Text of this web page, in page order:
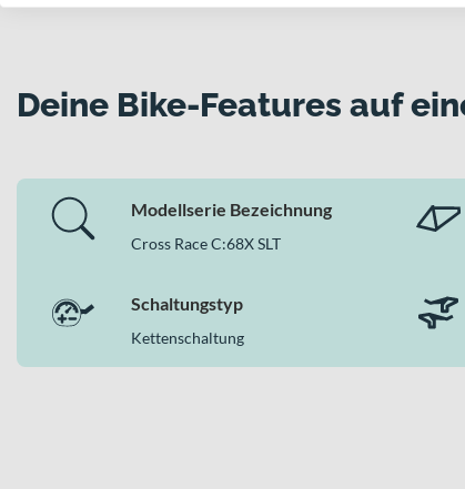
Hydraulikbremsen, die 12-Gang-Kettenschaltung und die
Deine Bike-Features auf
Modellserie Bezeichnung
Cross Race C:68X SLT
Schaltungstyp
Kettenschaltung